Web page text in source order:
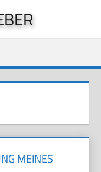
MEINES